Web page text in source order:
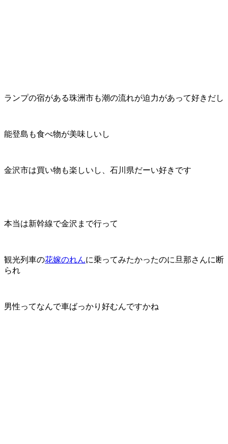
ランプの宿がある珠洲市も潮の流れが迫力があって好きだし
能登島も食べ物が美味しいし
金沢市は買い物も楽しいし、石川県だーい好きです
本当は新幹線で金沢まで行って
観光列車の花嫁のれんに乗ってみたかったのに旦那さんに断
られ
男性ってなんで車ばっかり好むんですかね